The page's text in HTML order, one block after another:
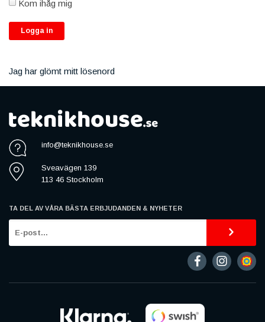
Kom ihåg mig
Jag har glömt mitt lösenord
info@teknikhouse.se
Sveavägen 139
113 46 Stockholm
TA DEL AV VÅRA BÄSTA ERBJUDANDEN & NYHETER